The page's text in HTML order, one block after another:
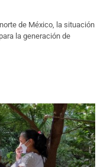
de México, la situación
la generación de